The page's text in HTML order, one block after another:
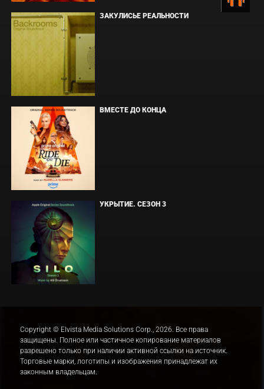
ЗАКУЛИСЬЕ РЕАЛЬНОСТИ
ВМЕСТЕ ДО КОНЦА
УКРЫТИЕ. СЕЗОН 3
Copyright © Elvista Media Solutions Corp., 2026. Все права
защищены. Полное или частичное копирование материалов
разрешено только при наличии активной ссылки на источник.
Торговые марки, логотипы и изображения принадлежат их
законным владельцам.